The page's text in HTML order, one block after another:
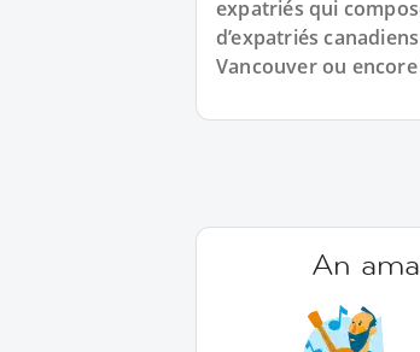
expatriés qui
d’expatriés
Vancouver ou
An